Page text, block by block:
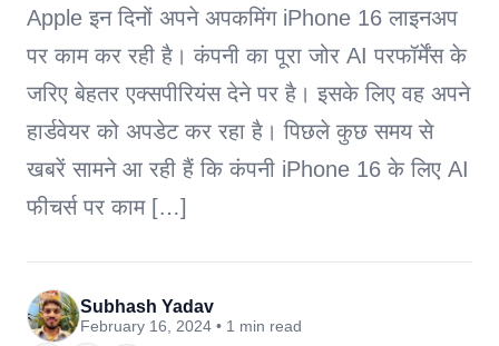
Apple इन दिनों अपने अपकमिंग iPhone 16 लाइनअप
पर काम कर रही है। कंपनी का पूरा जोर AI परफॉर्मेंस के
जरिए बेहतर एक्सपीरियंस देने पर है। इसके लिए वह अपने
हार्डवेयर को अपडेट कर रहा है। पिछले कुछ समय से
खबरें सामने आ रही हैं कि कंपनी iPhone 16 के लिए AI
फीचर्स पर काम […]
Subhash Yadav
February 16, 2024 • 1 min read